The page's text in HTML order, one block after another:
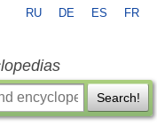
RU DE ES FR
Search!